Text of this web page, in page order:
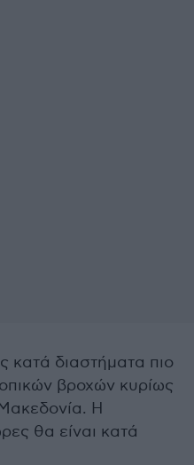
κατά διαστήματα πιο
βροχών κυρίως
Η
θα είναι κατά